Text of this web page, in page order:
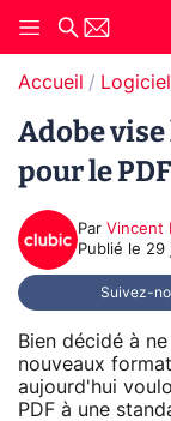
Accueil
Adobe
pour le PDF
Par Vincent
Publié le 29
Suivez-
Bien décidé à
nouveaux
aujourd'hui
PDF à une